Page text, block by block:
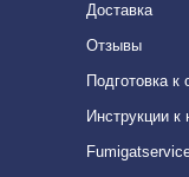
Отзывы
Подготовка к
Инструкции к
Доставка